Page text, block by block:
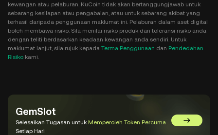
kewangan atau pelaburan. KuCoin tidak akan bertanggungjawab untuk
sebarang kesilapan atau pengabaian, atau untuk sebarang akibat yang
terhasil daripada penggunaan maklumat ini. Pelaburan dalam aset digital
boleh membawa risiko. Sila menilai risiko produk dan toleransi risiko anda
dengan teliti berdasarkan keadaan kewangan anda sendiri. Untuk
maklumat lanjut, sila rujuk kepada Terma Penggunaan dan Pendedahan
Risiko kami.
GemSlot
Selesaikan Tugasan untuk Memperoleh Token Percuma
Setiap Hari
Pergi ke